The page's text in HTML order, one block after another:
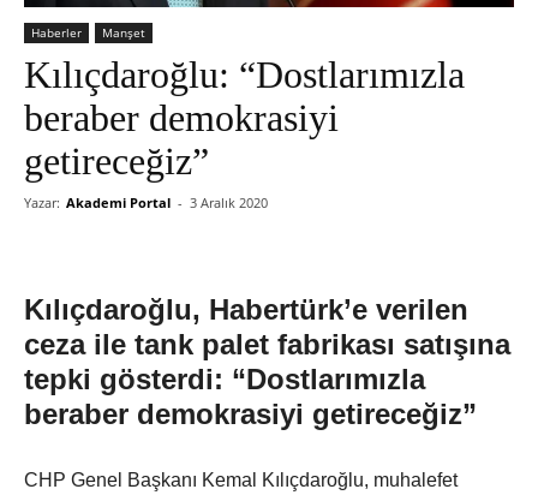
Haberler Manşet
Kılıçdaroğlu: “Dostlarımızla
beraber demokrasiyi
getireceğiz”
Yazar: Akademi Portal - 3 Aralık 2020
Kılıçdaroğlu, Habertürk’e verilen
ceza ile tank palet fabrikası satışına
tepki gösterdi: “Dostlarımızla
beraber demokrasiyi getireceğiz”
CHP Genel Başkanı Kemal Kılıçdaroğlu, muhalefet